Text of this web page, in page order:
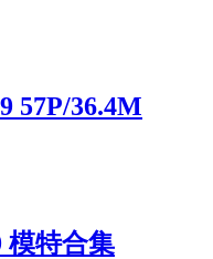
57P/36.4M
模特合集